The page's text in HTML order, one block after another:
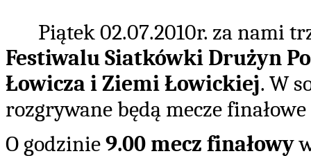
Piątek 02.07.2010r. za nami
Festiwalu Siatkówki Drużyn
Łowicza i Ziemi Łowickiej. W
rozgrywane będą mecze
O godzinie9.00 mecz finałowy